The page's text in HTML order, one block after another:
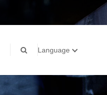
Language